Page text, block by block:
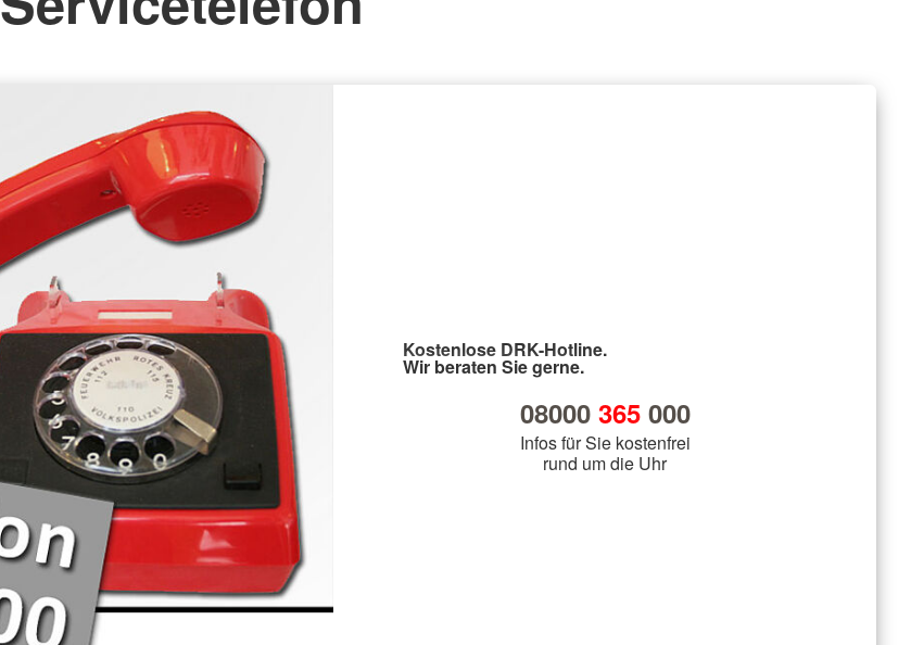
Kostenlose DRK-Hotline.
Wir beraten Sie gerne.
08000 365000
Infos für Sie kostenfrei
rund um die Uhr